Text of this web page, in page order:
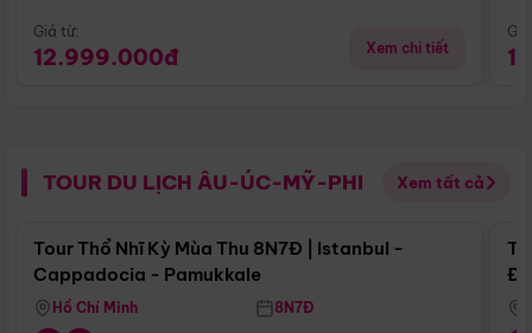
Giá từ:
12.999.000đ Xem chi tiết
TOUR DU LỊCH ÂU-ÚC-MỸ-PHI Xem tất cả
Điểm nổi bật
Tour Thổ Nhĩ Kỳ Mùa Thu 8N7Đ | Istanbul -
Cappadocia - Pamukkale
Hồ Chí Minh 8N7Đ